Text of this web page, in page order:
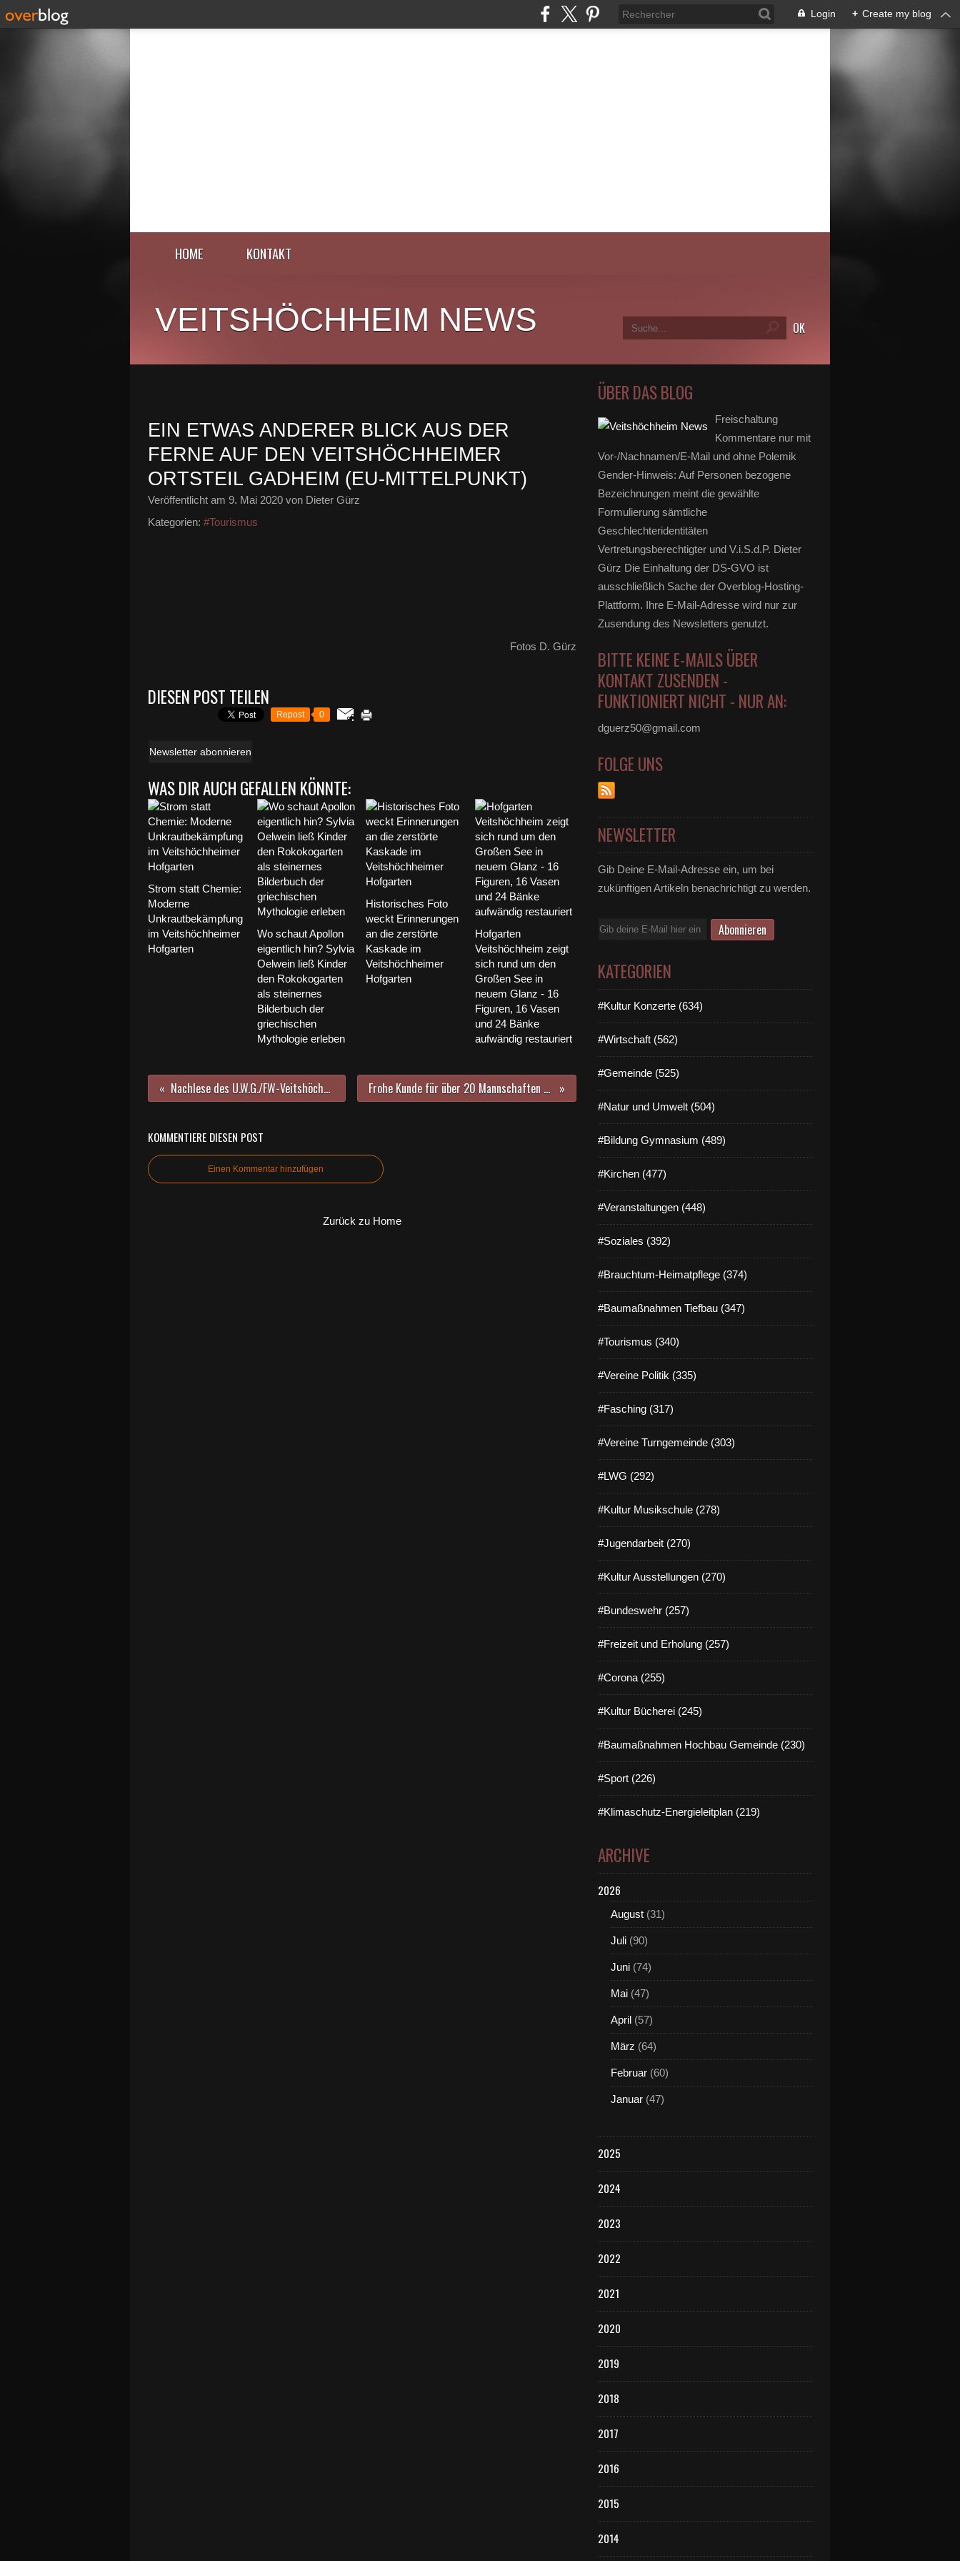
Login + Create my blog
HOME KONTAKT
VEITSHÖCHHEIM NEWS
EIN ETWAS ANDERER BLICK AUS DER
FERNE AUF DEN VEITSHÖCHHEIMER
ORTSTEIL GADHEIM (EU-MITTELPUNKT)
Veröffentlicht am 9. Mai 2020 von Dieter Gürz
Kategorien: #Tourismus
Fotos D. Gürz
DIESEN POST TEILEN
Repost 0
Newsletter abonnieren
WAS DIR AUCH GEFALLEN KÖNNTE:
Strom statt Chemie:
Moderne
Unkrautbekämpfung
im Veitshöchheimer
Hofgarten
Wo schaut Apollon
eigentlich hin? Sylvia
Oelwein ließ Kinder
den Rokokogarten
als steinernes
Bilderbuch der
griechischen
Mythologie erleben
Historisches Foto
weckt Erinnerungen
an die zerstörte
Kaskade im
Veitshöchheimer
Hofgarten
Hofgarten
Veitshöchheim zeigt
sich rund um den
Großen See in
neuem Glanz - 16
Figuren, 16 Vasen
und 24 Bänke
aufwändig restauriert
Nachlese des U.W.G./FW-Veitshöchheim e.V. zur Konstitituierenden Sitzung des Gemeinderates am 5. Mai 2020 Frohe Kunde für über 20 Mannschaften des Sportvereins Veitshöchheim: BFV ermöglicht ab Montag eingeschränktes Training
KOMMENTIERE DIESEN POST
Einen Kommentar hinzufügen
Zurück zu Home
ÜBER DAS BLOG
Freischaltung
Kommentare nur mit
Vor-/Nachnamen/E-Mail und ohne Polemik
Gender-Hinweis: Auf Personen bezogene
Bezeichnungen meint die gewählte
Formulierung sämtliche
Geschlechteridentitäten
Vertretungsberechtigter und V.i.S.d.P. Dieter
Gürz Die Einhaltung der DS-GVO ist
ausschließlich Sache der Overblog-Hosting-
Plattform. Ihre E-Mail-Adresse wird nur zur
Zusendung des Newsletters genutzt.
BITTE KEINE E-MAILS ÜBER
KONTAKT ZUSENDEN -
FUNKTIONIERT NICHT - NUR AN:
dguerz50@gmail.com
FOLGE UNS
NEWSLETTER
Gib Deine E-Mail-Adresse ein, um bei
zukünftigen Artikeln benachrichtigt zu werden.
E-
KATEGORIEN
#Kultur Konzerte (634)
#Wirtschaft (562)
#Gemeinde (525)
#Natur und Umwelt (504)
#Bildung Gymnasium (489)
#Kirchen (477)
#Veranstaltungen (448)
#Soziales (392)
#Brauchtum-Heimatpflege (374)
#Baumaßnahmen Tiefbau (347)
#Tourismus (340)
#Vereine Politik (335)
#Fasching (317)
#Vereine Turngemeinde (303)
#LWG (292)
#Kultur Musikschule (278)
#Jugendarbeit (270)
#Kultur Ausstellungen (270)
#Bundeswehr (257)
#Freizeit und Erholung (257)
#Corona (255)
#Kultur Bücherei (245)
#Baumaßnahmen Hochbau Gemeinde (230)
#Sport (226)
#Klimaschutz-Energieleitplan (219)
ARCHIVE
2026
August (31)
Juli (90)
Juni (74)
Mai (47)
April (57)
März (64)
Februar (60)
Januar (47)
2025
2024
2023
2022
2021
2020
2019
2018
2017
2016
2015
2014